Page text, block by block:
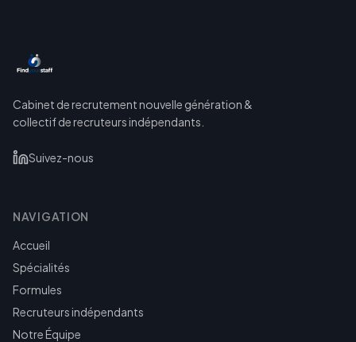
Cabinet de recrutement nouvelle génération &
collectif de recruteurs indépendants.
Suivez-nous
NAVIGATION
Accueil
Spécialités
Formules
Recruteurs indépendants
Notre Équipe